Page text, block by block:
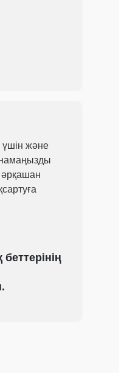
үшін және
әрқашан